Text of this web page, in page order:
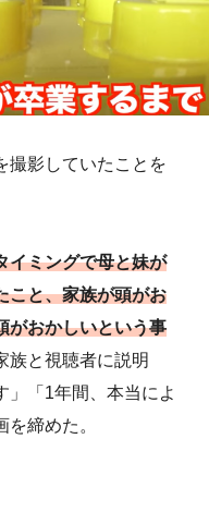
撮影していたことを
イミングで母と妹が
こと、家族が頭がお
がおかしいという事
族と視聴者に説明
」「1年間、本当によ
締めた。